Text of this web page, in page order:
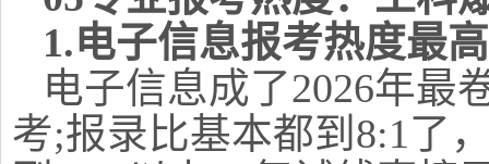
1.电子信息报考热度最高
电子信息成了2026年最
考;报录比基本都到8:1了